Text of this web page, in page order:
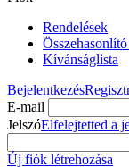
Rendelések
Kívánságlista
Bejelentkezés
E-mail
JelszóElfelejtetted a
Új fiók létrehozása